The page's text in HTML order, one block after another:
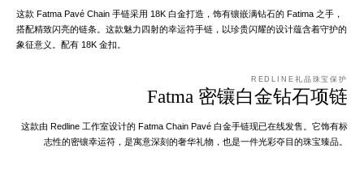
这款 Fatma Pavé Chain 手链采用 18K 白金打造，饰有镶嵌满钻石的 Fatima 之手，
搭配精致闪亮的链条。这款魅力四射的幸运符手链，以珍贵闪耀的设计蕴含着守护的
象征意义。配有 18K 金扣。
REDLINE礼品珠宝保护
Fatma 密镶白金钻石项链
这款由 Redline 工作室设计的 Fatma Chain Pavé 白金手链现已在线发售。它饰有标
志性的密镶幸运符，是寓意深刻的奢华礼物，也是一件光彩夺目的珠宝臻品。